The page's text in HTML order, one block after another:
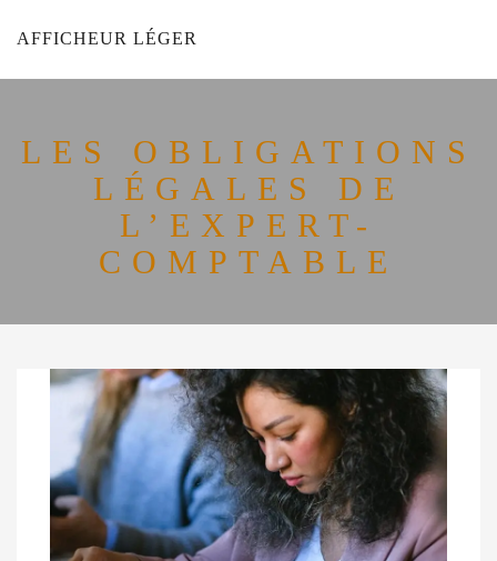
AFFICHEUR LÉGER
LES OBLIGATIONS
LÉGALES DE
L’EXPERT-
COMPTABLE